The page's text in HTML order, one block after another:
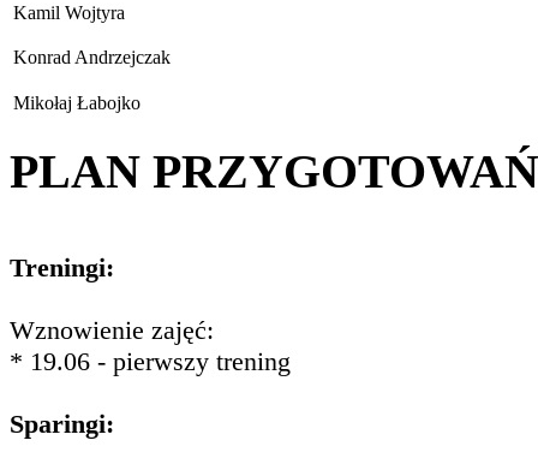
Kamil Wojtyra
Konrad Andrzejczak
Mikołaj Łabojko
PLAN PRZYGOTOWAŃ
Treningi:
Wznowienie zajęć:
* 19.06 - pierwszy trening
Sparingi: